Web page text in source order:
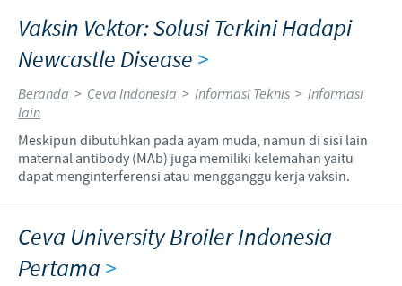
Vaksin Vektor: Solusi Terkini Hadapi
Newcastle Disease >
Beranda > Ceva Indonesia > Informasi Teknis > Informasi
lain
Meskipun dibutuhkan pada ayam muda, namun di sisi lain
maternal antibody (MAb) juga memiliki kelemahan yaitu
dapat menginterferensi atau mengganggu kerja vaksin.
Ceva University Broiler Indonesia
Pertama >